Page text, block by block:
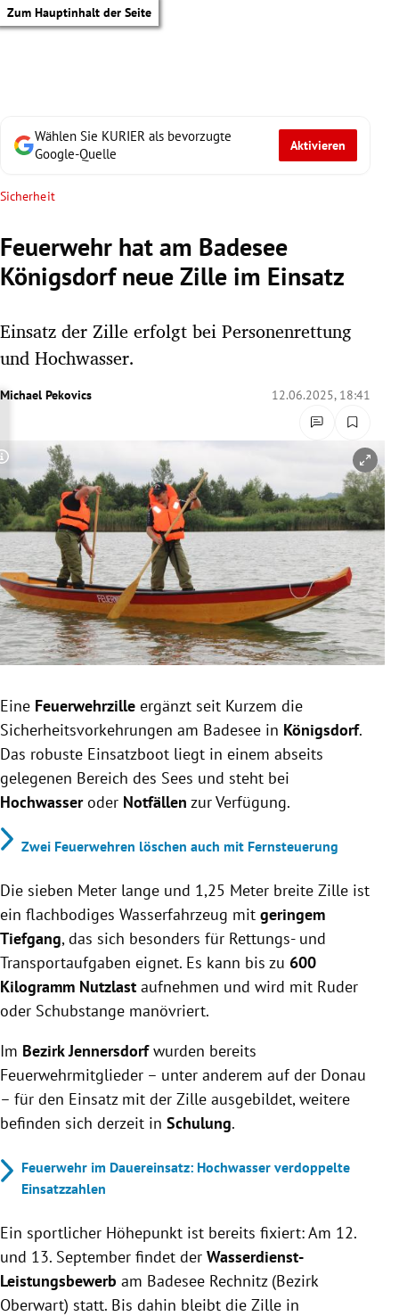
Zum Hauptinhalt der Seite
Untermenü
Untermenü
Untermenü
Untermenü
Untermenü
Untermenü
Untermenü
Wählen Sie KURIER als bevorzugte
Google-Quelle
Aktivieren
Sicherheit
Feuerwehr hat am Badesee
Königsdorf neue Zille im Einsatz
Einsatz der Zille erfolgt bei Personenrettung
und Hochwasser.
Michael Pekovics 12.06.2025, 18:41
Copyright-Hinweis öffnen/schließen
Eine Feuerwehrzille ergänzt seit Kurzem die
Sicherheitsvorkehrungen am Badesee in Königsdorf.
Das robuste Einsatzboot liegt in einem abseits
gelegenen Bereich des Sees und steht bei
Hochwasseroder Notfällen zur Verfügung.
Zwei Feuerwehren löschen auch mit Fernsteuerung
Die sieben Meter lange und 1,25 Meter breite Zille ist
ein flachbodiges Wasserfahrzeug mit geringem
Tiefgang, das sich besonders für Rettungs- und
Transportaufgaben eignet. Es kann bis zu 600
Kilogramm Nutzlast aufnehmen und wird mit Ruder
oder Schubstange manövriert.
Im Bezirk Jennersdorfwurden bereits
Feuerwehrmitglieder – unter anderem auf der Donau
– für den Einsatz mit der Zille ausgebildet, weitere
befinden sich derzeit in Schulung.
Feuerwehr im Dauereinsatz: Hochwasser verdoppelte
Einsatzzahlen
Ein sportlicher Höhepunkt ist bereits fixiert: Am 12.
und 13. September findet der Wasserdienst-
Leistungsbewerb am Badesee Rechnitz (Bezirk
Oberwart) statt. Bis dahin bleibt die Zille in